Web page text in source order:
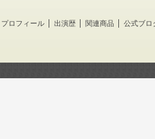
プロフィール 出演歴 関連商品 公式ブロ